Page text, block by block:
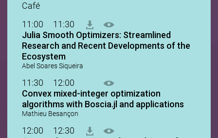
Café
11:00
11:30
Julia Smooth Optimizers: Streamlined
Research and Recent Developments of the
Ecosystem
Abel Soares Siqueira
11:30
12:00
Convex mixed-integer optimization
algorithms with Boscia.jl and applications
Mathieu Besançon
12:00
12:30